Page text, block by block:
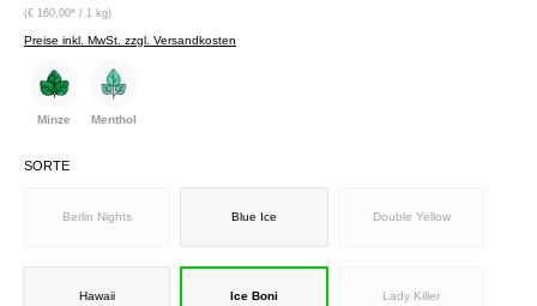
(€ 160,00* / 1 kg)
Preise inkl. MwSt. zzgl. Versandkosten
Minze Menthol
SORTE
Berlin Nights Blue Ice Double Yellow
Hawaii Ice Boni Lady Killer